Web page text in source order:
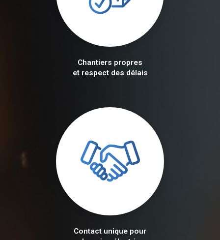
Chantiers propres
et respect des délais
Contact unique pour